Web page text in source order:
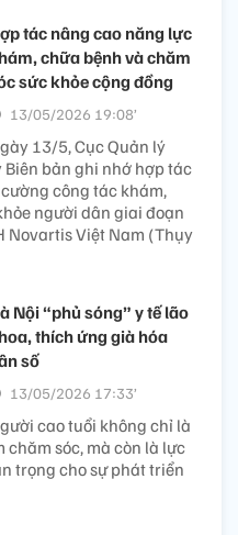
tác nâng cao năng lực
chữa bệnh và chăm
sức khỏe cộng đồng
13/05/2026 19:08’
13/5, Cục Quản lý
Biên bản ghi nhớ hợp tác
công tác khám,
người dân giai đoạn
Novartis Việt Nam (Thụy
Nội “phủ sóng” y tế lão
thích ứng già hóa
số
13/05/2026 17:33’
cao tuổi không chỉ là
sóc, mà còn là lực
trọng cho sự phát triển